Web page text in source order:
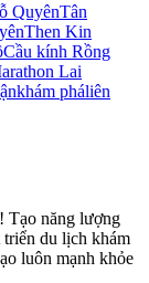
QuyênTân
Then Kin
Cầu kính Rồng
Lai
khám pháliên
Tạo năng lượng
triển du lịch khám
luôn mạnh khỏe